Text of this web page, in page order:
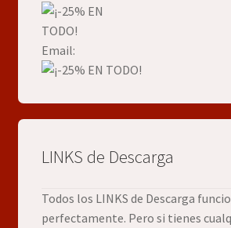
Email:
LINKS de Descarga
Todos los LINKS de Descarga
perfectamente. Pero si tienes